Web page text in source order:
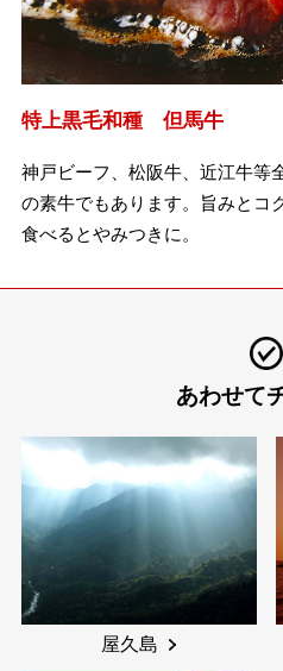
特上黒毛和種 但馬牛
神戸ビーフ、松阪牛、近江牛等
の素牛でもあります。旨みとコ
食べるとやみつきに。
あわせて
屋久島